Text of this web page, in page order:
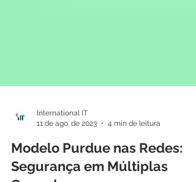
11 de ago. de 2023
4 min de leitura
Modelo Purdue nas Redes: